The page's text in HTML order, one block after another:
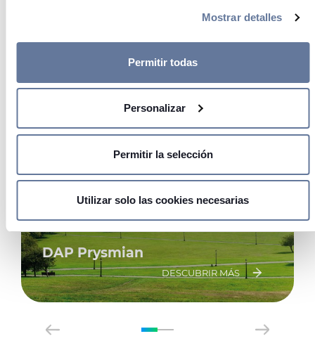
Si lo permite, también quisiéramos:
Recopilar información sobre su ubicación
Identificar su dispositivo analizándolo activamente
para buscar características específicas (huellas
datos personales y establezca sus preferencias en la
sección de datos. Puede cambiar o retirar su
cookies.
Las cookies de este sitio web se usan para personalizar el
contenido y los anuncios, ofrecer funciones de redes
sociales y analizar el tráfico. Además, compartimos
nuestros partners de redes sociales, publicidad y análisis
Mostrar detalles
Permitir todas
Personalizar
Permitir la selección
Utilizar solo las cookies necesarias
DAP Prysmian
DESCUBRIR MÁS